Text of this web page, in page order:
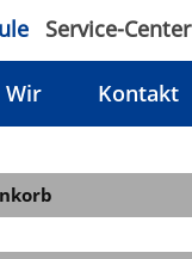
Service-Center
Wir Kontakt